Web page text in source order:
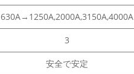
630A→1250A,2000A,3150A,4000A
3
安全で安定